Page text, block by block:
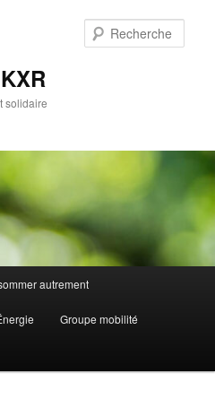
solidaire
autrement
Groupe mobilité